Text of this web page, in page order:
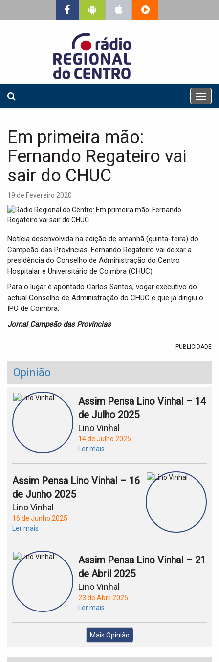
T
o
Em primeira mão:
Fernando Regateiro vai
sair do CHUC
19 de Fevereiro 2020
Notícia desenvolvida na edição de amanhã (quinta-feira) do
Campeão das Províncias: Fernando Regateiro vai deixar a
presidência do Conselho de Administração do Centro
Hospitalar e Universitário de Coimbra (CHUC).
Para o lugar é apontado Carlos Santos, vogar executivo do
actual Conselho de Administração do CHUC e que já dirigiu o
IPO de Coimbra.
Jornal Campeão das Províncias
PUBLICIDADE
Opinião
Assim Pensa Lino Vinhal – 14
de Julho 2025
Lino Vinhal
14 de Julho 2025
Ler mais
Assim Pensa Lino Vinhal – 16
de Junho 2025
Lino Vinhal
16 de Junho 2025
Ler mais
Assim Pensa Lino Vinhal – 21
de Abril 2025
Lino Vinhal
23 de Abril 2025
Ler mais
Mais Opinião